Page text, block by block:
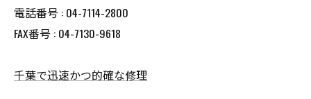
電話番号 : 04-7114-2800
FAX番号 : 04-7130-9618
千葉で迅速かつ的確な修理